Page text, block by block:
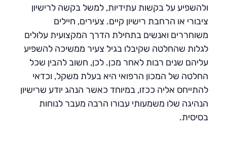
ולהשפיע על בקשות עתידיות, למשל בקשה לרישיון
ציבורי או הרחבת רישיון קיים. צעירים, חיילים
משוחררים ואנשים בתחילת הדרך המקצועית עלולים
לגלות שהחלטה שקיבלו בגיל צעיר ממשיכה להשפיע
עליהם שנים רבות לאחר מכן. לכן, חשוב להבין שכל
החלטה של המכון הרפואי היא בעלת משקל, וכדאי
להתייחס אליה ככזו, במיוחד כאשר הנהג יודע שרישיון
הנהיגה שלו משמעותי עבורו הרבה מעבר לנוחות
בסיסית.